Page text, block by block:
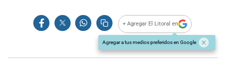
+ Agregar El Litoral en
Agregar a tus medios preferidos en Google